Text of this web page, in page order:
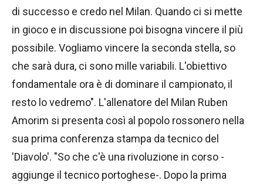
di successo e credo nel Milan. Quando ci si mette
in gioco e in discussione poi bisogna vincere il più
possibile. Vogliamo vincere la seconda stella, so
che sarà dura, ci sono mille variabili. L'obiettivo
fondamentale ora è di dominare il campionato, il
resto lo vedremo". L'allenatore del Milan Ruben
Amorim si presenta così al popolo rossonero nella
sua prima conferenza stampa da tecnico del
'Diavolo'. "So che c'è una rivoluzione in corso -
aggiunge il tecnico portoghese-. Dopo la prima